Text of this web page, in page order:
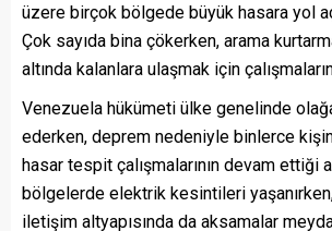
üzere birçok bölgede büyük hasara yol
Çok sayıda bina çökerken, arama
altında kalanlara ulaşmak için
Venezuela hükümeti ülke genelinde
ederken, deprem nedeniyle binlerce
hasar tespit çalışmalarının devam ettiği
bölgelerde elektrik kesintileri
iletişim altyapısında da aksamalar